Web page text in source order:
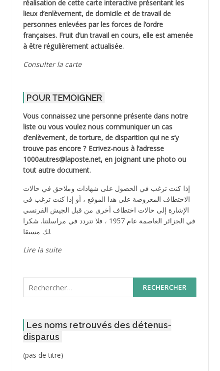
réalisation de cette carte interactive présentant les
lieux d’enlèvement, de domicile et de travail de
personnes enlevées par les forces de l’ordre
françaises. Fruit d’un travail en cours, elle est amenée
à être régulièrement actualisée.
Consulter la carte
POUR TEMOIGNER
Vous connaissez une personne présente dans notre
liste ou vous voulez nous communiquer un cas
d’enlèvement, de torture, de disparition qui ne s’y
trouve pas encore ? Ecrivez-nous à l’adresse
1000autres@laposte.net, en joignant une photo ou
tout autre document.
إذا كنت ترغب في الحصول على شهادات وملاحق في حالات
الاختطاف المعروضة على هذا الموقع ، أو إذا كنت ترغب في
الإشارة إلى حالات اختطاف أخرى من قبل الجيش الفرنسي
في الجزائر العاصمة عام 1957 ، فلا تتردد في مراسلتنا. شكرا
لك مسبقا.
Lire la suite
Rechercher :
Les noms retrouvés des détenus-
disparus
(pas de titre)Post